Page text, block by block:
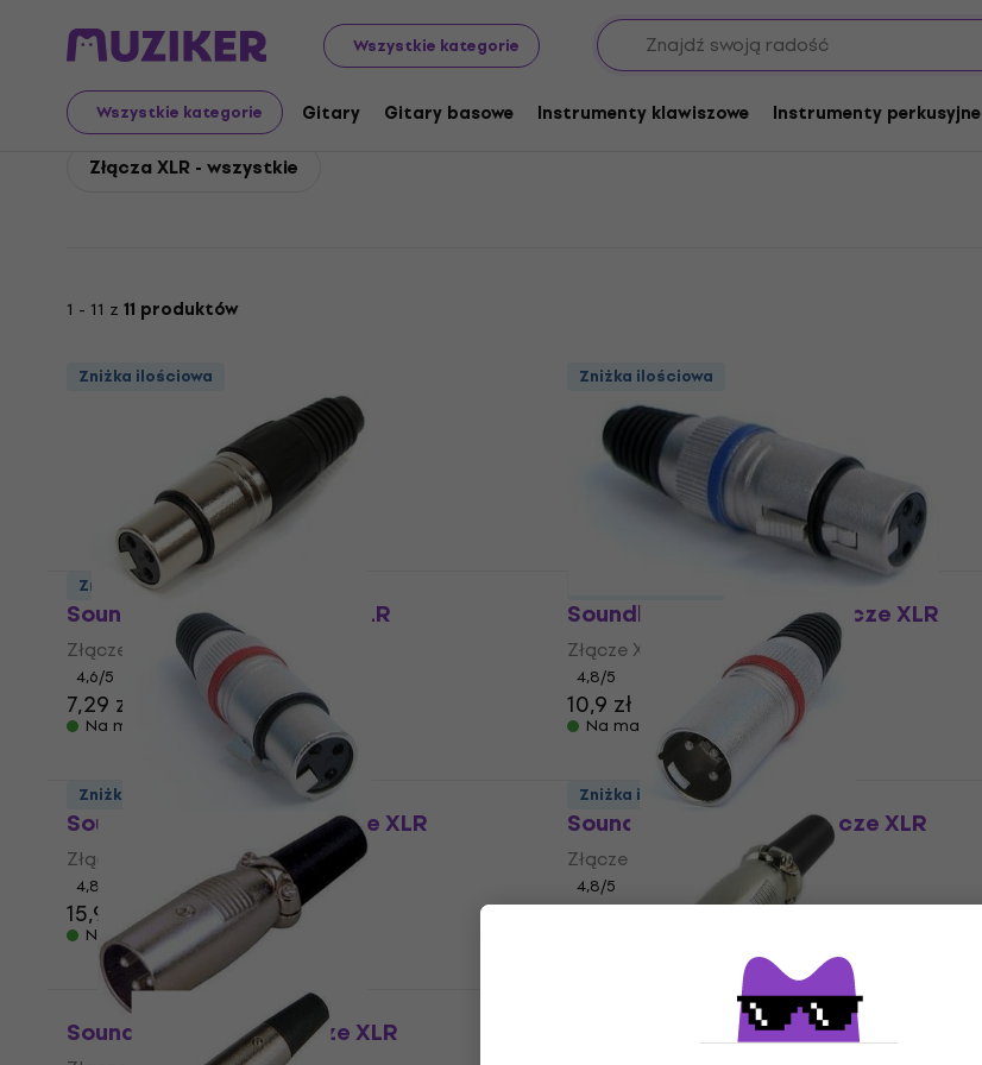
Wszystkie kategorie
Wszystkie kategorie Gitary Gitary basowe Instrumenty klawiszowe Instrumenty perkusyjne
Soundking Akcesoria Kable, złącza i przejściówki Złącza Soundking Złącza XLR
Soundking Złącza XLR
Złącza XLR - wszystkie
1 - 11 z 11 produktów
Zniżka ilościowa
Soundking CA 113 Złącze XLR
Złącze XLR
4,6/5
7,29 zł
Na magazynie
Zniżka ilościowa
Soundking CA 409 BL Złącze XLR
Złącze XLR
4,8/5
10,9 zł
Na magazynie
Zniżka ilościowa
Soundking CA 409 R Złącze XLR
Złącze XLR
4,8
15,9 zł
Na magazynie
Soundking CA 403 R Złącze XLR
Złącze XLR
4,8/5
12,9 zł
Zniżka ilościowa
Soundking CA 150 Złącze XLR
Zniżka ilościowa
Soundking CA 149 Złącze XLR